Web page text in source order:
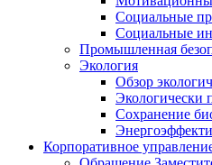
Социальные
Социальные
Промышленная
Экология
Обзор
Экологически
Сохранение
Корпоративное